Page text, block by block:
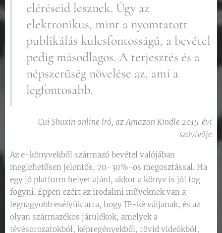
eléréseid lesznek. Úgy az
elektronikus, mint a nyomtatott
publikálás kulcsfontosságú, a bevétel
pedig másodlagos. A terjesztés és a
népszerűség növelése az, ami a
legfontosabb.
Cui Shuxin online író, az Amazon Kindle 2015. évi
szóvivője
Az e-könyvekből származó bevétel valójában
meglehetősen jelentős, 70-30%-os megosztással. Ha
egy jó platform helyet ajánl, akkor a könyv is jól fog
fogyni. Éppen ezért az irodalmi műveknek van a
legnagyobb esélyük arra, hogy IP-ké váljanak, és az
olyan származékos járulékok, amelyek a
tévésorozatokból, képregényekből, rövid videókból,